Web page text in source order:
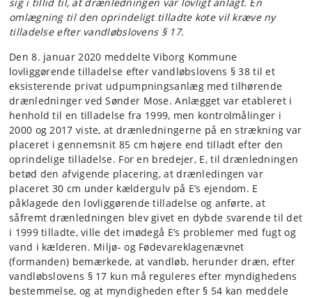
omlægning til den oprindeligt tilladte kote vil kræve ny
tilladelse efter vandløbslovens § 17.
Den 8. januar 2020 meddelte Viborg Kommune
lovliggørende tilladelse efter vandløbslovens § 38 til et
eksisterende privat udpumpningsanlæg med tilhørende
drænledninger ved Sønder Mose. Anlægget var etableret i
henhold til en tilladelse fra 1999, men kontrolmålinger i
2000 og 2017 viste, at drænledningerne på en strækning var
placeret i gennemsnit 85 cm højere end tilladt efter den
oprindelige tilladelse. For en bredejer, E, til drænledningen
betød den afvigende placering, at drænledingen var
placeret 30 cm under kældergulv på E’s ejendom. E
påklagede den lovliggørende tilladelse og anførte, at
såfremt drænledningen blev givet en dybde svarende til det
i 1999 tilladte, ville det imødegå E’s problemer med fugt og
vand i kælderen. Miljø- og Fødevareklagenævnet
(formanden) bemærkede, at vandløb, herunder dræn, efter
vandløbslovens § 17 kun må reguleres efter myndighedens
bestemmelse, og at myndigheden efter § 54 kan meddele